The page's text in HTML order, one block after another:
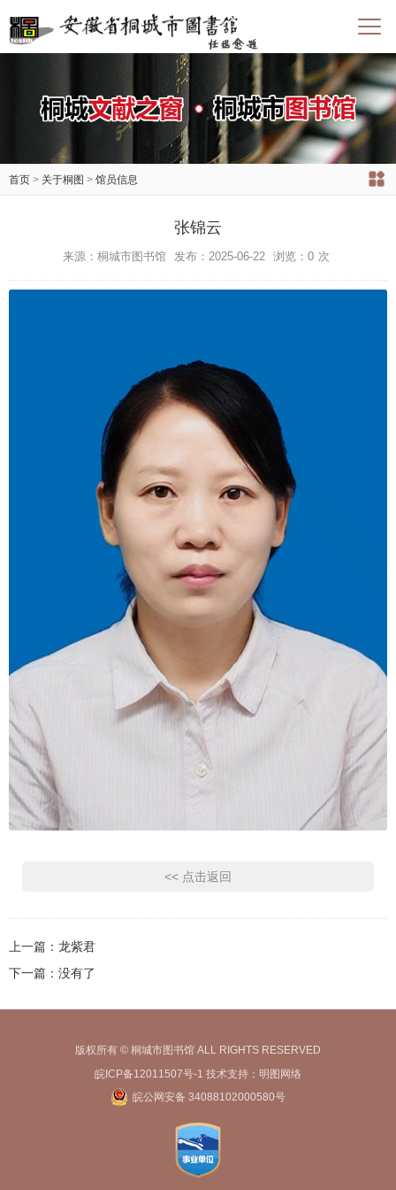
首页 > 关于桐图 > 馆员信息
张锦云
来源：桐城市图书馆 发布：2025-06-22 浏览： 0 次
<< 点击返回
上一篇： 龙紫君
下一篇：没有了
版权所有 © 桐城市图书馆 ALL RIGHTS RESERVED
皖ICP备12011507号-1 技术支持： 明图网络
皖公网安备 34088102000580号